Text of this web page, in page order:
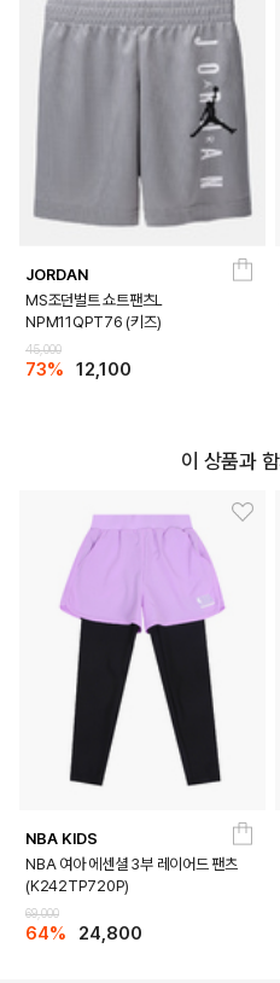
JORDAN
MS조던벌트 쇼트팬츠L
NPM11QPT76 (키즈)
45,000
73% 12,100
이 상품과
NBA KIDS
NBA 여아 에센셜 3부 레이어드 팬츠
(K242TP720P)
69,000
64% 24,800